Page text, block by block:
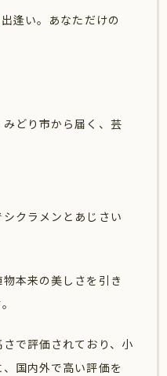
逢い。あなただけの
みどり市から届く、芸
クラメンとあじさい
物本来の美しさを引き
で評価されており、 小
国内外で高い評価を